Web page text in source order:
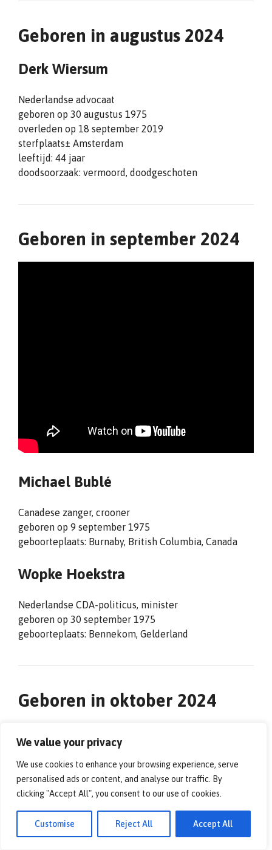
We value your privacy
We use cookies to enhance your browsing experience, serve
personalised ads or content, and analyse our traffic. By
clicking "Accept All", you consent to our use of cookies.
Customise Reject All Accept All
Geboren in augustus 2024
Derk Wiersum
Nederlandse advocaat
geboren op 30 augustus 1975
overleden op 18 september 2019
sterfplaats± Amsterdam
leeftijd: 44 jaar
doodsoorzaak: vermoord, doodgeschoten
Geboren in september 2024
Michael Bublé
Canadese zanger, crooner
geboren op 9 september 1975
geboorteplaats: Burnaby, British Columbia, Canada
Wopke Hoekstra
Nederlandse CDA-politicus, minister
geboren op 30 september 1975
geboorteplaats: Bennekom, Gelderland
Geboren in oktober 2024
Sophie Hilbrand
Nederlandse televisiepresentator, actrice
geboren op 5 oktober 1975
geboorteplaats: Alkmaar, Noord-Holland
Kate Winslet